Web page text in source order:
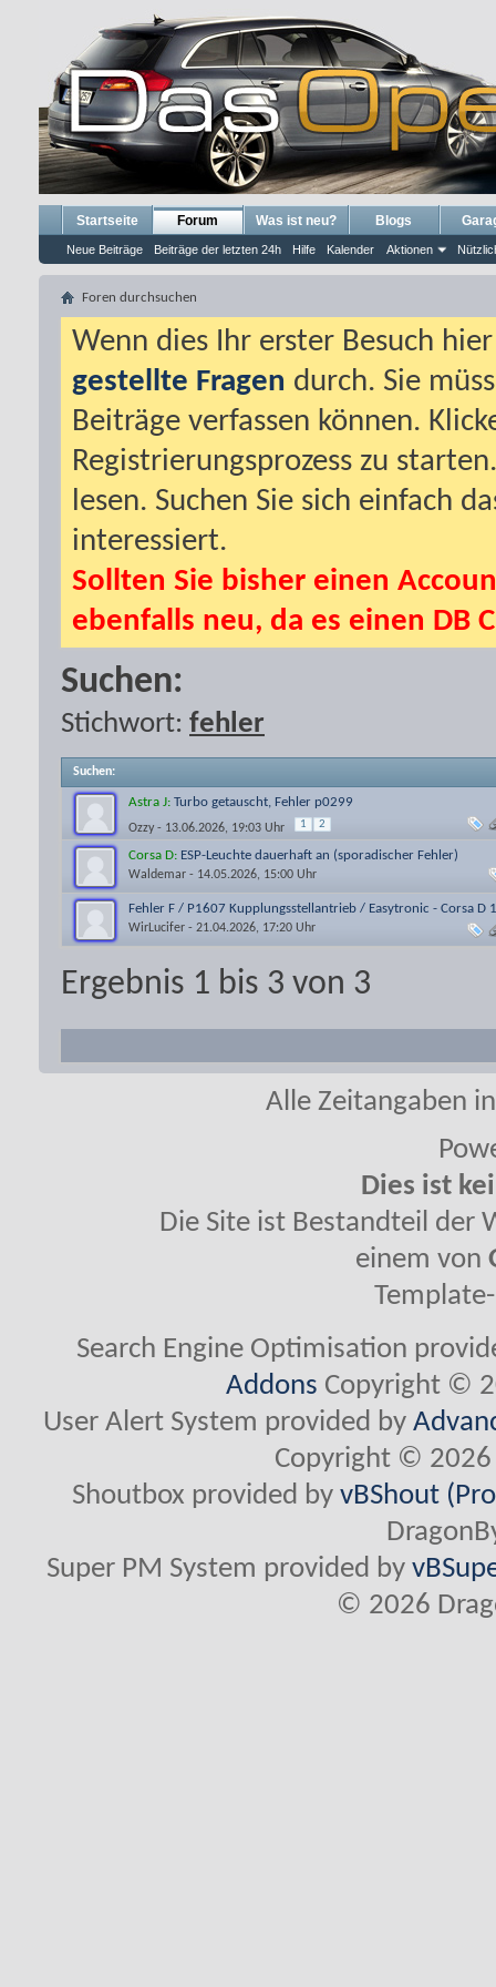
Startseite Forum
Neue Beiträge Beiträge der letzten 24h Hilfe Kalender Aktionen
Was ist neu? Blogs
Foren durchsuchen
Wenn dies Ihr erster Besuch
gestellte Fragen durch. Sie
Beiträge verfassen können.
Registrierungsprozess zu
lesen. Suchen Sie sich einfach
interessiert.
Sollten Sie bisher einen
ebenfalls neu, da es einen DB
Suchen:
Stichwort: fehler
Suchen:
Astra J: Turbo getauscht, Fehler p0299
Ozzy- 13.06.2026, 19:03 Uhr 1 2
Corsa D: ESP-Leuchte dauerhaft an (sporadischer Fehler)
Waldemar - 14.05.2026, 15:00 Uhr
Fehler F / P1607 Kupplungsstellantrieb / Easytronic - Corsa D
WirLucifer - 21.04.2026, 17:20 Uhr
Ergebnis 1 bis 3 von 3
Alle Zeitangaben
Dies ist
Die Site ist Bestandteil der
einem von
Search Engine Optimisation
Addons Copyright ©
User Alert System provided by
Copyright © 2026
Shoutbox provided byvBShout
Super PM System provided by
© 2026